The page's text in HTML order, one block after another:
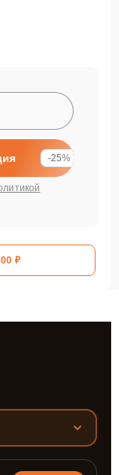
-25%
₽